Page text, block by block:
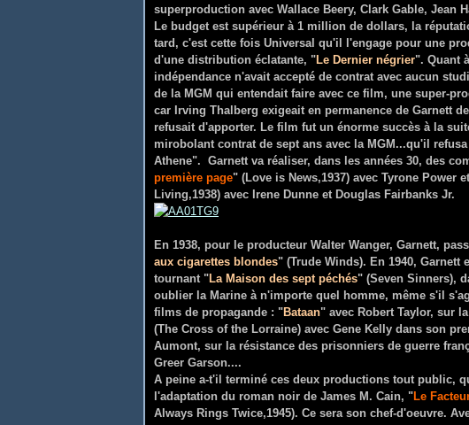
superproduction avec Wallace Beery, Clark Gable, Jean
Le budget est supérieur à 1 million de dollars, la
tard, c'est cette fois Universal qu'il l'engage pour une
d'une distribution éclatante, "Le Dernier négrier". Quant
indépendance n'avait accepté de contrat avec aucun
de la MGM qui entendait faire avec ce film, une super-
car Irving Thalberg exigeait en permanence de Garnett
refusait d'apporter. Le film fut un énorme succès à la
mirobolant contrat de sept ans avec la MGM...qu'il
Athene". Garnett va réaliser, dans les années 30, des
première page" (Love is News,1937) avec Tyrone Power
Living,1938) avec Irene Dunne et Douglas Fairbanks Jr.
En 1938, pour le producteur Walter Wanger, Garnett,
aux cigarettes blondes" (Trude Winds). En 1940,
tournant "La Maison des sept péchés" (Seven Sinners),
oublier la Marine à n'importe quel homme, même s'il
films de propagande : "Bataan" avec Robert Taylor, sur
(The Cross of the Lorraine) avec Gene Kelly dans son
Aumont, sur la résistance des prisonniers de guerre
Greer Garson....
A peine a-t'il terminé ces deux productions tout public,
l'adaptation du roman noir de James M. Cain, "Le
Always Rings Twice,1945). Ce sera son chef-d'oeuvre.